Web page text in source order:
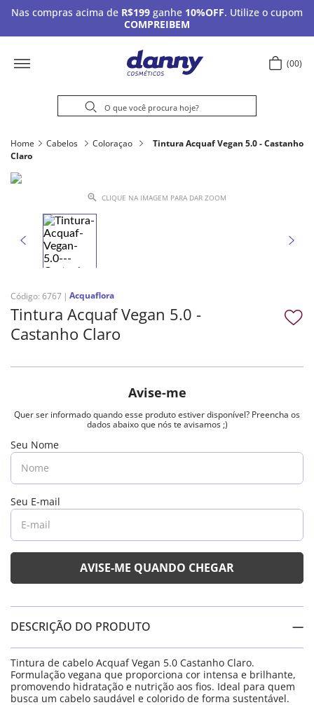
Nas compras acima de R$199 ganhe 10%OFF. Utilize o cupom
COMPREIBEM
00
Home Cabelos Coloraçao
Tintura Acquaf Vegan 5.0 - Castanho
Claro
CLIQUE NA IMAGEM PARA DAR ZOOM
Código: 6767 Acquaflora
Tintura Acquaf Vegan 5.0 -
Castanho Claro
DESCRIÇÃO DO PRODUTO
Tintura de cabelo Acquaf Vegan 5.0 Castanho Claro.
Formulação vegana que proporciona cor intensa e brilhante,
promovendo hidratação e nutrição aos fios. Ideal para quem
busca um cabelo saudável e colorido de forma sustentável.